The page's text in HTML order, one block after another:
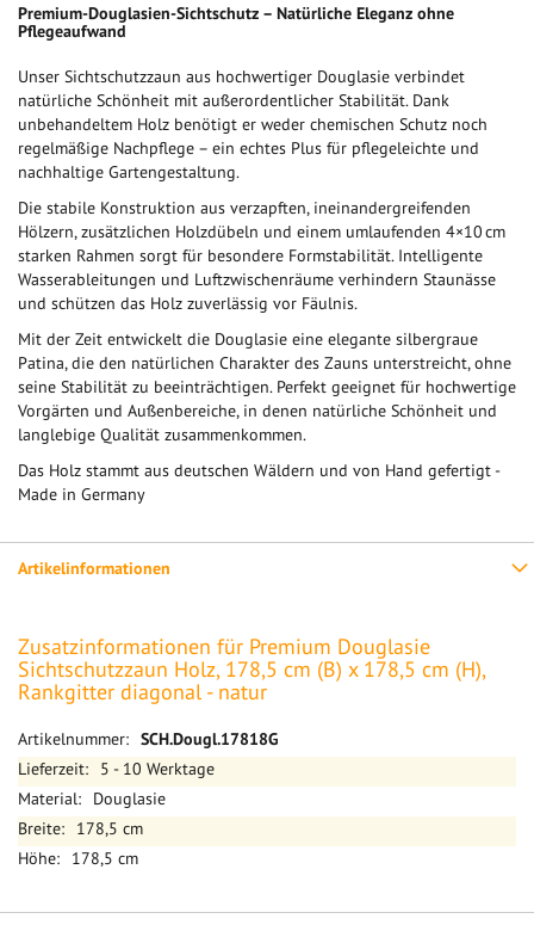
Premium-Douglasien-Sichtschutz – Natürliche Eleganz ohne
Pflegeaufwand
Unser Sichtschutzzaun aus hochwertiger Douglasie verbindet
natürliche Schönheit mit außerordentlicher Stabilität. Dank
unbehandeltem Holz benötigt er weder chemischen Schutz noch
regelmäßige Nachpflege – ein echtes Plus für pflegeleichte und
nachhaltige Gartengestaltung.
Die stabile Konstruktion aus verzapften, ineinandergreifenden
Hölzern, zusätzlichen Holzdübeln und einem umlaufenden 4×10 cm
starken Rahmen sorgt für besondere Formstabilität. Intelligente
Wasserableitungen und Luftzwischenräume verhindern Staunässe
und schützen das Holz zuverlässig vor Fäulnis.
Mit der Zeit entwickelt die Douglasie eine elegante silbergraue
Patina, die den natürlichen Charakter des Zauns unterstreicht, ohne
seine Stabilität zu beeinträchtigen. Perfekt geeignet für hochwertige
Vorgärten und Außenbereiche, in denen natürliche Schönheit und
langlebige Qualität zusammenkommen.
Das Holz stammt aus deutschen Wäldern und von Hand gefertigt -
Made in Germany
Artikelinformationen
Zusatzinformationen für Premium Douglasie
Sichtschutzzaun Holz, 178,5 cm (B) x 178,5 cm (H),
Rankgitter diagonal - natur
Mehr
Informationen
SCH.Dougl.17818G
5 - 10 Werktage
Douglasie
178,5 cm
178,5 cm